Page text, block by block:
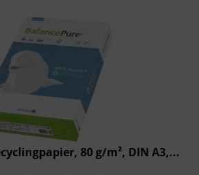
80 g/m², DIN A3,...